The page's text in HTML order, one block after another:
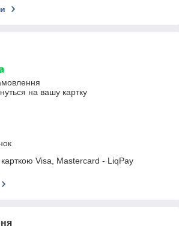
на вашу картку
Visa, Mastercard - LiqPay